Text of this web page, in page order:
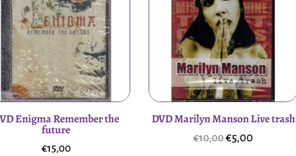
Enigma Remember the
future
€15,00
DVD Marilyn Manson Live trash
€10,00Oorspronkelijke
€5,00